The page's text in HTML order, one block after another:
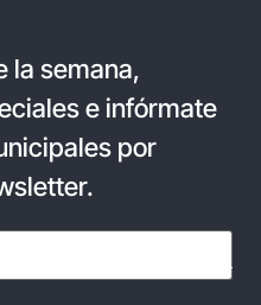
la semana,
e infórmate
por